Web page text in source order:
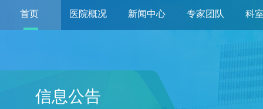
首页 医院概况 新闻中心 专家团队 科
信息公告